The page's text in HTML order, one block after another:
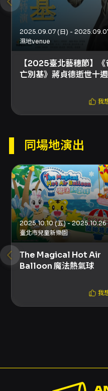
特別標示有黑川互
協力，且本製作獲文
計畫補助，顯示內
制度化的支援，對於
演的家庭觀眾來說是
動為多人同步參與的
間合作探索與資訊交
者，同時也是劇中推
互動性與變動性，提
與體驗便利性為本活
同時在注意事項中列
其他參與者之體驗品
眾，主辦方提供相關
入場配套與陪同人員
言，本製作適合重視
新媒體藝術呈現的親
提供具體的時間長度
可依自身需求判斷是
注意事項
演出與觀演注意事項
得進入活動場域。
親友陪同觀賞。 - 體
50分鐘，VR實際體
鐘後不再開放入場
現場工作人員反映。
式：網路購票（信
濕地venue
【2025臺北藝穗節】《
亡別基》蔣貞德逝世十
我
同場地演出
2025.10.10 (五) - 2025.10.26
臺北市兒童新樂園
The Magical Hot Air
Balloon 魔法熱氣球
我